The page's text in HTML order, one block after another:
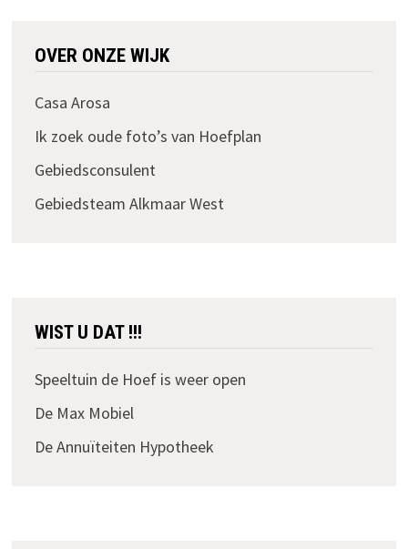
OVER ONZE WIJK
Casa Arosa
Ik zoek oude foto’s van Hoefplan
Gebiedsconsulent
Gebiedsteam Alkmaar West
WIST U DAT !!!
Speeltuin de Hoef is weer open
De Max Mobiel
De Annuïteiten Hypotheek